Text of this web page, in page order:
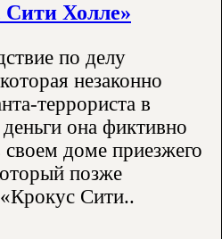
Сити Холле»
по делу
незаконно
террориста в
она фиктивно
своем доме приезжего
позже
Сити..